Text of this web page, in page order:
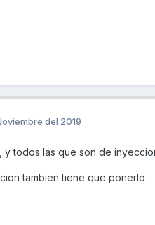
del 2019
y todos las que son de
tambien tiene que ponerlo